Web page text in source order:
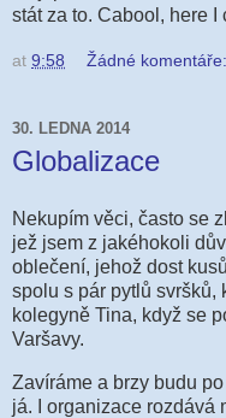
stát za to. Cabool, here I
at 9:58 Žádné komentáře:
30. LEDNA 2014
Globalizace
Nekupím věci, často se
jež jsem z jakéhokoli
oblečení, jehož dost
spolu s pár pytlů svršků,
kolegyně Tina, když se
Varšavy.
Zavíráme a brzy budu
já. I organizace rozdává